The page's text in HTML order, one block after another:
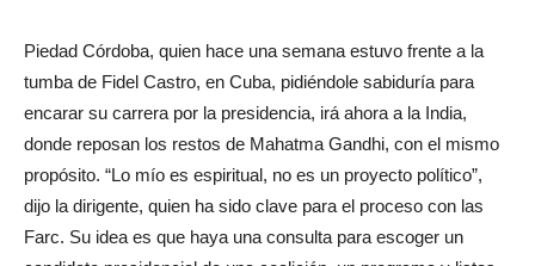
Piedad Córdoba, quien hace una semana estuvo frente a la
tumba de Fidel Castro, en Cuba, pidiéndole sabiduría para
encarar su carrera por la presidencia, irá ahora a la India,
donde reposan los restos de Mahatma Gandhi, con el mismo
propósito. “Lo mío es espiritual, no es un proyecto político”,
dijo la dirigente, quien ha sido clave para el proceso con las
Farc. Su idea es que haya una consulta para escoger un